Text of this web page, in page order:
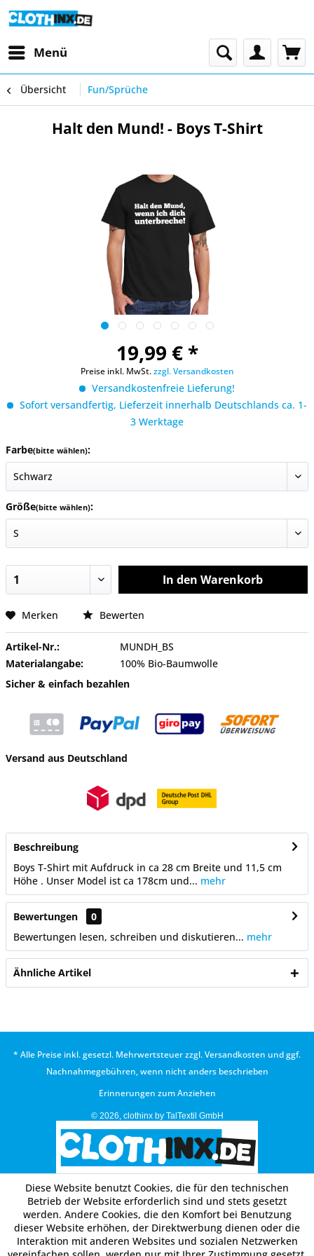
Menü
Übersicht Fun/Sprüche
Halt den Mund! - Boys T-Shirt
19,99 € *
Preise inkl. MwSt.zzgl. Versandkosten
Versandkostenfreie Lieferung!
Sofort versandfertig, Lieferzeit innerhalb Deutschlands ca. 1-
3 Werktage
Farbe(bitte wählen):
Größe(bitte wählen):
In den Warenkorb
Merken Bewerten
Artikel-Nr.:
MUNDH_BS
Materialangabe:
100% Bio-Baumwolle
Sicher & einfach bezahlen
Versand aus Deutschland
Beschreibung
Boys T-Shirt mit Aufdruck in ca 28 cm Breite und 11,5 cm
Höhe . Unser Model ist ca 178cm und... mehr
Bewertungen
0
Bewertungen lesen, schreiben und diskutieren... mehr
Ähnliche Artikel
* Alle Preise inkl. gesetzl. Mehrwertsteuer zzgl.Versandkosten und ggf.
Nachnahmegebühren, wenn nicht anders beschrieben
Erinnerungen zum Anziehen
© 2026, clothinx by TalTextil GmbH
Diese Website benutzt Cookies, die für den technischen
Betrieb der Website erforderlich sind und stets gesetzt
werden. Andere Cookies, die den Komfort bei Benutzung
dieser Website erhöhen, der Direktwerbung dienen oder die
Interaktion mit anderen Websites und sozialen Netzwerken